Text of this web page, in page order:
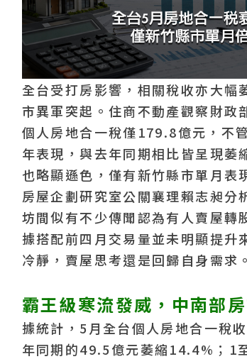
全台受打房影響，相關稅收亦大幅
市異軍突起。住商不動產觀察財政
個人房地合一稅僅179.8億元，不
年表現，與去年同期相比皆呈現萎
也略顯遜色，僅有新竹縣市單月表
房屋企劃研究室公關襄理賴志昶分
坊間似有不少傳聞認為有人賣屋轉
據搭配前四月交易量並未明顯提升
冷靜，賣屋思考還是回歸自身需求。
霸王級寒流發威，中南部
據統計，5月全台個人房地合一稅
年同期的49.5億元萎縮14.4%；1